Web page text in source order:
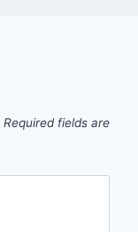
Required fields are